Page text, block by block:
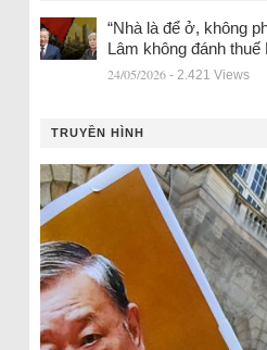
“Nhà là để ở, không
Lâm không đánh
24/05/2026 - 2.421 Views
TRUYỀN HÌNH